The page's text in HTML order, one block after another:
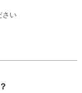
さい